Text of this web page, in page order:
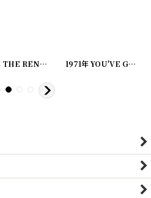
[20240311-07
[ 20240311-06]
1993年 THE REN&STIMPY SHOW IN SPACE.. アメコミ ビンテージコミック 1971年 YOU'VE GOT TO BE YOU, SNOOPY PEANUTS スヌーピー ビンテージコミック